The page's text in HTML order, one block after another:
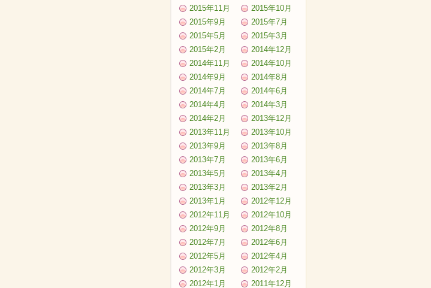
2015年11月
2015年10月
2015年9月
2015年7月
2015年5月
2015年3月
2015年2月
2014年12月
2014年11月
2014年10月
2014年9月
2014年8月
2014年7月
2014年6月
2014年4月
2014年3月
2014年2月
2013年12月
2013年11月
2013年10月
2013年9月
2013年8月
2013年7月
2013年6月
2013年5月
2013年4月
2013年3月
2013年2月
2013年1月
2012年12月
2012年11月
2012年10月
2012年9月
2012年8月
2012年7月
2012年6月
2012年5月
2012年4月
2012年3月
2012年2月
2012年1月
2011年12月